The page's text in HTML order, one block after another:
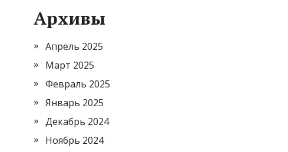
Архивы
Апрель 2025
Март 2025
Февраль 2025
Январь 2025
Декабрь 2024
Ноябрь 2024